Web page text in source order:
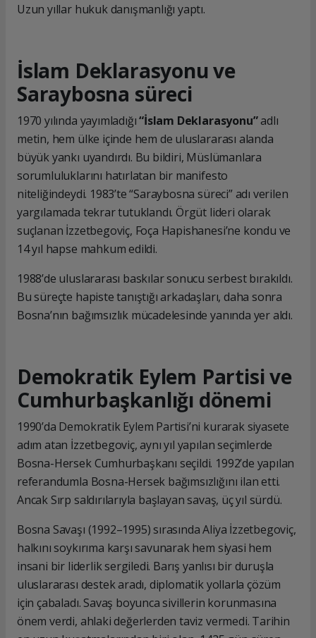
Uzun yıllar hukuk danışmanlığı yaptı.
İslam Deklarasyonu ve
Saraybosna süreci
1970 yılında yayımladığı“İslam Deklarasyonu”adlı
metin, hem ülke içinde hem de uluslararası alanda
büyük yankı uyandırdı. Bu bildiri, Müslümanlara
sorumluluklarını hatırlatan bir manifesto
niteliğindeydi. 1983’te “Saraybosna süreci” adı verilen
yargılamada tekrar tutuklandı. Örgüt lideri olarak
suçlanan İzzetbegoviç, Foça Hapishanesi’ne kondu ve
14 yıl hapse mahkum edildi.
1988’de uluslararası baskılar sonucu serbest bırakıldı.
Bu süreçte hapiste tanıştığı arkadaşları, daha sonra
Bosna’nın bağımsızlık mücadelesinde yanında yer aldı.
Demokratik Eylem Partisi ve
Cumhurbaşkanlığı dönemi
1990’da Demokratik Eylem Partisi’ni kurarak siyasete
adım atan İzzetbegoviç, aynı yıl yapılan seçimlerde
Bosna-Hersek Cumhurbaşkanı seçildi. 1992’de yapılan
referandumla Bosna-Hersek bağımsızlığını ilan etti.
Ancak Sırp saldırılarıyla başlayan savaş, üç yıl sürdü.
Bosna Savaşı (1992–1995) sırasında Aliya İzzetbegoviç,
halkını soykırıma karşı savunarak hem siyasi hem
insani bir liderlik sergiledi. Barış yanlısı bir duruşla
uluslararası destek aradı, diplomatik yollarla çözüm
için çabaladı. Savaş boyunca sivillerin korunmasına
önem verdi, ahlaki değerlerden taviz vermedi. Tarihin